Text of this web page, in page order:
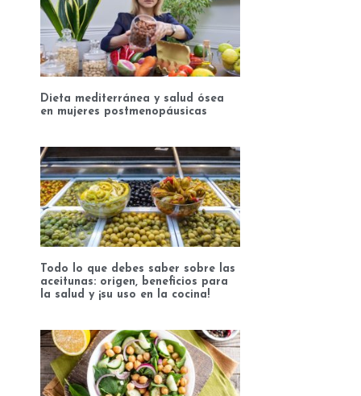
Dieta mediterránea y salud ósea
en mujeres postmenopáusicas
Todo lo que debes saber sobre las
aceitunas: origen, beneficios para
la salud y ¡su uso en la cocina!